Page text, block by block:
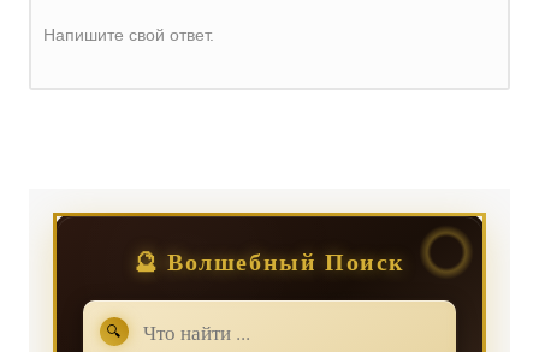
Напишите свой ответ.
🔮 Волшебный Поиск
🔍